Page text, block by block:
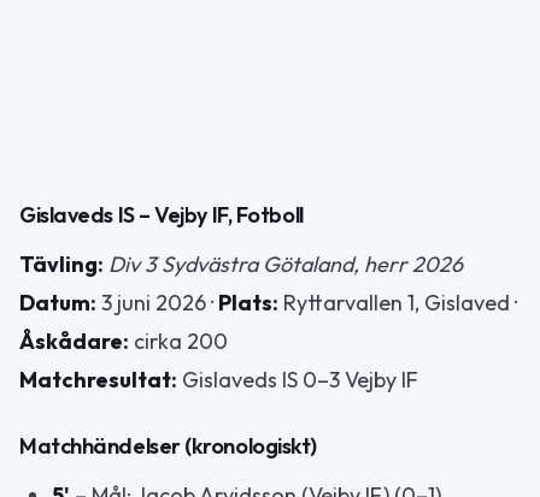
Gislaveds IS – Vejby IF, Fotboll
Tävling: Div 3 Sydvästra Götaland, herr 2026
Datum: 3 juni 2026 · Plats: Ryttarvallen 1, Gislaved ·
Åskådare: cirka 200
Matchresultat: Gislaveds IS 0–3 Vejby IF
Matchhändelser (kronologiskt)